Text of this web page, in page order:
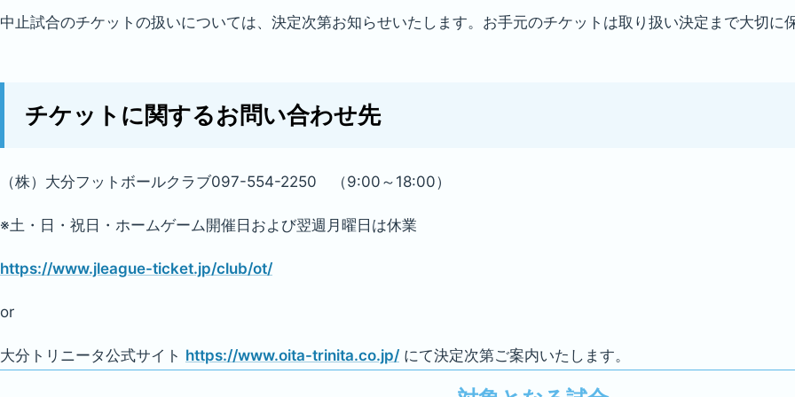
中止試合のチケットの扱いについては、決定次第お知らせいたします。お手元のチケットは取り扱い決定まで大切に
チケットに関するお問い合わせ先
（株）大分フットボールクラブ​097-554-2250 （9:00～18:00）
※土・日・祝日・ホームゲーム開催日および翌週月曜日は休業
https://www.jleague-ticket.jp/club/ot/
or
大分トリニータ公式サイト https://www.oita-trinita.co.jp/ にて決定次第ご案内いたします。